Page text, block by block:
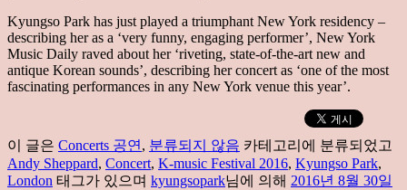
Kyungso Park has just played a triumphant New York residency –
describing her as a ‘very funny, engaging performer’, New York
Music Daily raved about her ‘riveting, state-of-the-art new and
antique Korean sounds’, describing her concert as ‘one of the most
fascinating performances in any New York venue this year’.
이 글은 Concerts 공연 , 분류되지 않음 카테고리에 분류되었고
Andy Sheppard, Concert, K-music Festival 2016, Kyungso Park,
London 태그가 있으며 kyungsopark님에 의해 2016년 8월 30일